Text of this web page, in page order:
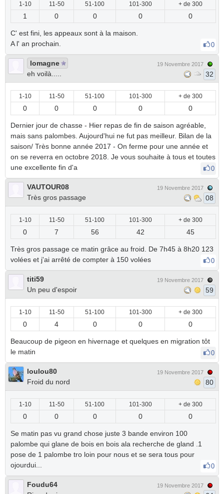
1-10 11-50 51-100 101-300 + de 300
1 0 0 0 0
C' est fini, les appeaux sont à la maison.
A l' an prochain.
0
lomagne
eh voilà.....
19 Novembre 2017
32
1-10 11-50 51-100 101-300 + de 300
0 0 0 0 0
Dernier jour de chasse - Hier repas de fin de saison agréable,
mais sans palombes. Aujourd'hui ne fut pas meilleur. Bilan de la
saison/ Très bonne année 2017 - On ferme pour une année et
on se reverra en octobre 2018. Je vous souhaite à tous et toutes
une excellente fin d'a
0
VAUTOUR08
Très gros passage
19 Novembre 2017
08
1-10 11-50 51-100 101-300 + de 300
0 7 56 42 45
Très gros passage ce matin grâce au froid. De 7h45 à 8h20 123
volées et j'ai arrêté de compter à 150 volées
0
titi59
Un peu d'espoir
19 Novembre 2017
59
1-10 11-50 51-100 101-300 + de 300
0 4 0 0 0
Beaucoup de pigeon en hivernage et quelques en migration tôt
le matin
0
loulou80
Froid du nord
19 Novembre 2017
80
1-10 11-50 51-100 101-300 + de 300
0 0 0 0 0
Se matin pas vu grand chose juste 3 bande environ 100
palombe qui glane de bois en bois ala recherche de gland .1
pose de 1 palombe tro loin pour nous et se sera tous pour
ojourdui...
0
Foudu64
19 Novembre 2017